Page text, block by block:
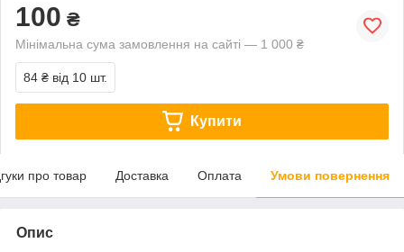
100 ₴
Мінімальна сума замовлення на сайті — 1 000 ₴
84 ₴ від 10 шт.
Купити
про товар Доставка Оплата Умови повернення
Опис